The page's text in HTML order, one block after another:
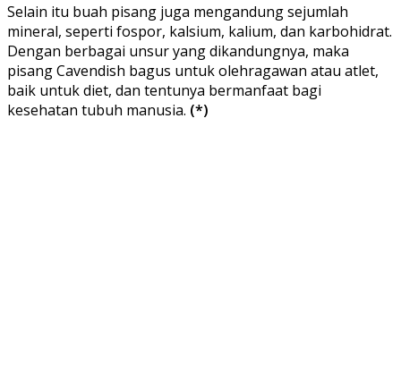
Selain itu buah pisang juga mengandung sejumlah
mineral, seperti fospor, kalsium, kalium, dan karbohidrat.
Dengan berbagai unsur yang dikandungnya, maka
pisang Cavendish bagus untuk olehragawan atau atlet,
baik untuk diet, dan tentunya bermanfaat bagi
kesehatan tubuh manusia. (*)